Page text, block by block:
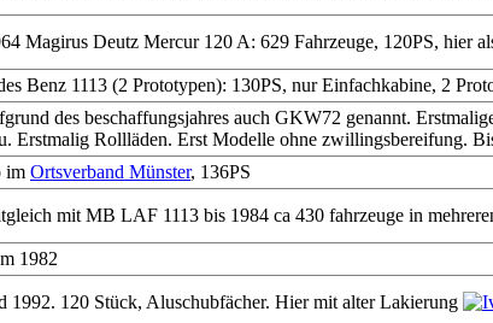
Magirus Deutz Mercur 120 A: 629 Fahrzeuge, 120PS, hier
Benz 1113 (2 Prototypen): 130PS, nur Einfachkabine, 2
des beschaffungsjahres auch GKW72 genannt.
Erstmalig Rollläden. Erst Modelle ohne zwillingsbereifung.
im Ortsverband Münster, 136PS
mit MB LAF 1113 bis 1984 ca 430 fahrzeuge in
1982
1992. 120 Stück, Aluschubfächer. Hier mit alter Lakierung